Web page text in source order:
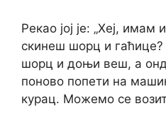
Рекао јој је: „Хеј, имам
скинеш шорц и гаћице?
шорц и доњи веш, а
поново попети на
курац. Можемо се